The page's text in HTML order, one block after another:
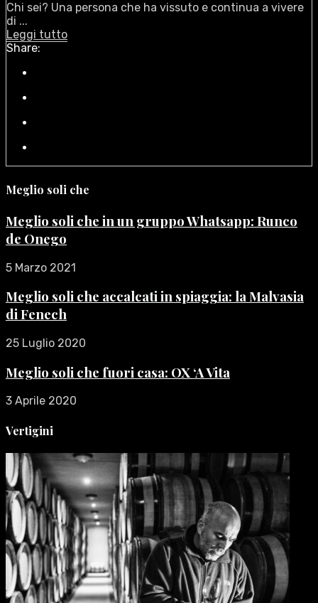
Chi sei? Una persona che ha vissuto e continua a vivere
di ...
Leggi tutto
Share:
Meglio soli che
Meglio soli che in un gruppo Whatsapp: Runco
de Onego
5 Marzo 2021
Meglio soli che accalcati in spiaggia: la Malvasia
di Fenech
25 Luglio 2020
Meglio soli che fuori casa: OX ‘A Vita
3 Aprile 2020
Vertigini